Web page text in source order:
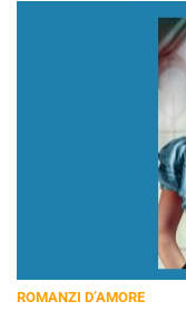
ROMANZI D’AMORE